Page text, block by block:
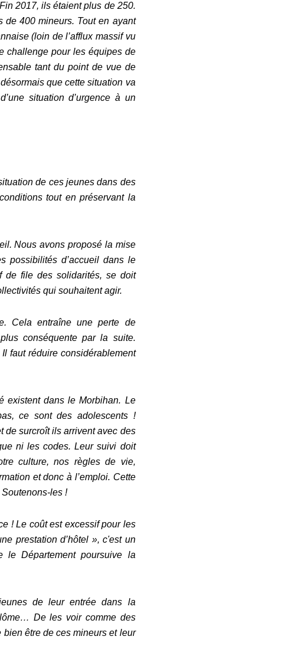
2017, ils étaient plus de 250.
de 400 mineurs. Tout en ayant
(loin de l’afflux massif vu
challenge pour les équipes de
tant du point de vue de
que cette situation va
situation d’urgence à un
de ces jeunes dans des
tout en préservant la
Nous avons proposé la mise
possibilités d’accueil dans le
de file des solidarités, se doit
qui souhaitent agir.
Cela entraîne une perte de
conséquente par la suite.
faut réduire considérablement
existent dans le Morbihan. Le
ce sont des adolescents !
de surcroît ils arrivent avec des
ni les codes. Leur suivi doit
culture, nos règles de vie,
et donc à l’emploi. Cette
les !
! Le coût est excessif pour les
prestation d’hôtel »,c'est un
Département poursuive la
de leur entrée dans la
De les voir comme des
être de ces mineurs et leur